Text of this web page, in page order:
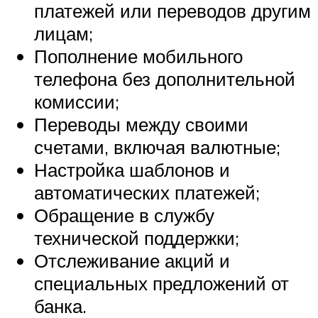
платежей или переводов другим
лицам;
Пополнение мобильного
телефона без дополнительной
комиссии;
Переводы между своими
счетами, включая валютные;
Настройка шаблонов и
автоматических платежей;
Обращение в службу
технической поддержки;
Отслеживание акций и
специальных предложений от
банка.